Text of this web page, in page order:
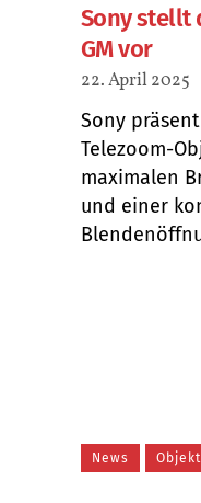
Sony stellt
GM vor
22. April 2025
Sony
Telezoom-
maximalen
und einer
News